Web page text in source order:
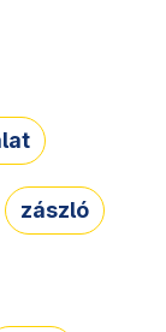
zászló